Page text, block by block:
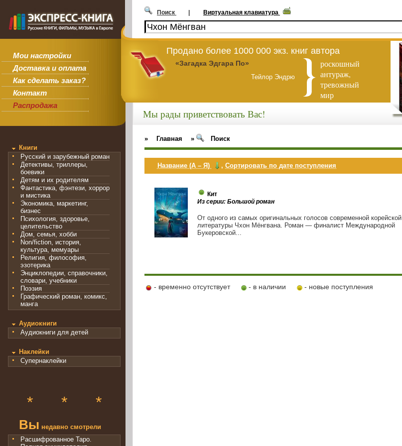
Мои настройки
Доставка и оплата
Как сделать заказ?
Контакт
Распродажа
Поиск | Виртуальная клавиатура
Продано более 1000 000 экз. книг автора
«Загадка Эдгара По»
Тейлор Эндрю
роскошный
антураж,
тревожный
мир
Книги
Русский и зарубежный роман
Детективы, триллеры,
боевики
Детям и их родителям
Фантастика, фэнтези, хоррор
и мистика
Экономика, маркетинг,
бизнес
Психология, здоровье,
целительство
Дом, семья, хобби
Non/fiction, история,
культура, мемуары
Религия, философия,
эзотерика
Энциклопедии, справочники,
словари, учебники
Поэзия
Графический роман, комикс,
манга
Аудиокниги
Аудиокниги для детей
Наклейки
Супернаклейки
* * *
Вы недавно смотрели
Расшифрованное Таро.
Мы рады приветствовать Вас!
» Главная » Поиск
Название (А – Я) ,Сортировать по дате поступления
Кит
Из серии: Большой роман
От одного из самых оригинальных голосов современной корейской
литературы Чхон Мёнгвана. Роман — финалист Международной
Букеровской...
- временно отсутствует - в наличии - новые поступления